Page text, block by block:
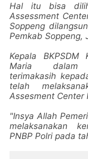
Hal itu bisa
Assessment
Soppeng
Pemkab Soppeng,
Kepala
Maria dalam
terimakasih
telah
Assesment Center
"Insya Allah
melaksanakan
PNBP Polri pada